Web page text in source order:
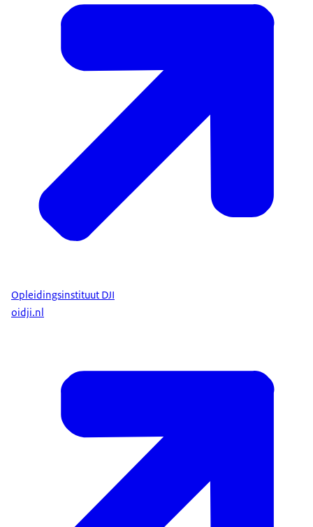
Opleidingsinstituut DJI
oidji.nl